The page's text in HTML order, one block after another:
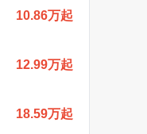
10.86万起
12.99万起
18.59万起